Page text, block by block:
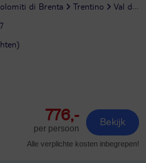
di Brenta Trentino Val di Sole
776,-
per persoon
Bekijk
Alle verplichte kosten inbegrepen!